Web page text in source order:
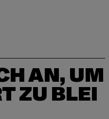
AN, UM
ZU BLEI